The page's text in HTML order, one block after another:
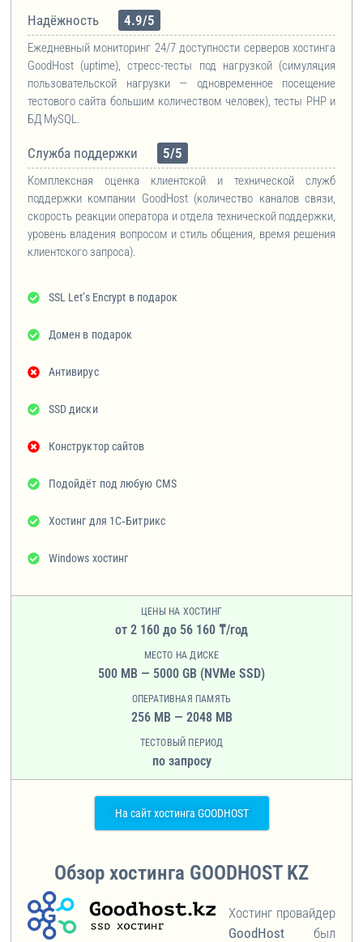
Надёжность 4.9/5
Ежедневный мониторинг 24/7 доступности серверов хостинга
GoodHost (uptime), стресс-тесты под нагрузкой (симуляция
пользовательской нагрузки — одновременное посещение
тестового сайта большим количеством человек), тесты PHP и
БД MySQL.
Служба поддержки 5/5
Комплексная оценка клиентской и технической служб
поддержки компании GoodHost (количество каналов связи,
скорость реакции оператора и отдела технической поддержки,
уровень владения вопросом и стиль общения, время решения
клиентского запроса).
SSL Let’s Encrypt в подарок
Домен в подарок
Антивирус
SSD диски
Конструктор сайтов
Подойдёт под любую CMS
Хостинг для 1C‑Битрикс
Windows хостинг
ЦЕНЫ НА ХОСТИНГ
от 2 160 до 56 160 ₸/год
МЕСТО НА ДИСКЕ
500 MB — 5000 GB (NVMe SSD)
ОПЕРАТИВНАЯ ПАМЯТЬ
256 MB — 2048 MB
ТЕСТОВЫЙ ПЕРИОД
по запросу
На сайт хостинга GOODHOST
Обзор хостинга GOODHOST KZ
Хостинг провайдер
GoodHost был